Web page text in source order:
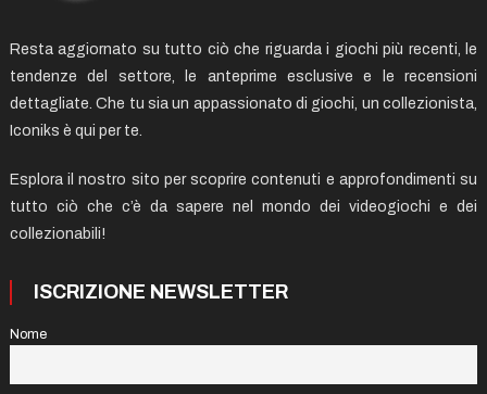
Resta aggiornato su tutto ciò che riguarda i giochi più recenti, le
tendenze del settore, le anteprime esclusive e le recensioni
dettagliate. Che tu sia un appassionato di giochi, un collezionista,
Iconiks è qui per te.
Esplora il nostro sito per scoprire contenuti e approfondimenti su
tutto ciò che c’è da sapere nel mondo dei videogiochi e dei
collezionabili!
ISCRIZIONE NEWSLETTER
Nome